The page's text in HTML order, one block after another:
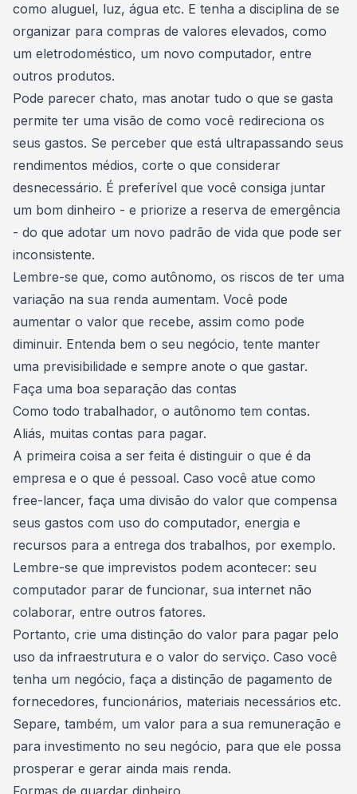
como aluguel, luz, água etc. E tenha a disciplina de se
organizar para compras de valores elevados, como
um eletrodoméstico, um novo computador, entre
outros produtos.
Pode parecer chato, mas anotar tudo o que se gasta
permite ter uma visão de como você redireciona os
seus gastos. Se perceber que está ultrapassando seus
rendimentos médios, corte o que considerar
desnecessário. É preferível que você consiga juntar
um bom dinheiro - e priorize a reserva de emergência
- do que adotar um novo padrão de vida que pode ser
inconsistente.
Lembre-se que, como autônomo, os riscos de ter uma
variação na sua renda aumentam. Você pode
aumentar o valor que recebe, assim como pode
diminuir. Entenda bem o seu negócio, tente manter
uma previsibilidade e sempre anote o que gastar.
Faça uma boa separação das contas
Como todo trabalhador, o autônomo tem contas.
Aliás, muitas contas para pagar.
A primeira coisa a ser feita é distinguir o que é da
empresa e o que é pessoal. Caso você atue como
free-lancer, faça uma divisão do valor que compensa
seus gastos com uso do computador, energia e
recursos para a entrega dos trabalhos, por exemplo.
Lembre-se que imprevistos podem acontecer: seu
computador parar de funcionar, sua internet não
colaborar, entre outros fatores.
Portanto, crie uma distinção do valor para pagar pelo
uso da infraestrutura e o valor do serviço. Caso você
tenha um negócio, faça a distinção de pagamento de
fornecedores, funcionários, materiais necessários etc.
Separe, também, um valor para a sua remuneração e
para investimento no seu negócio, para que ele possa
prosperar e gerar ainda mais renda.
Formas de guardar dinheiro